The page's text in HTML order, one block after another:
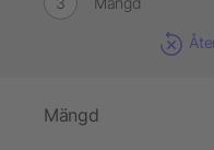
Mängd